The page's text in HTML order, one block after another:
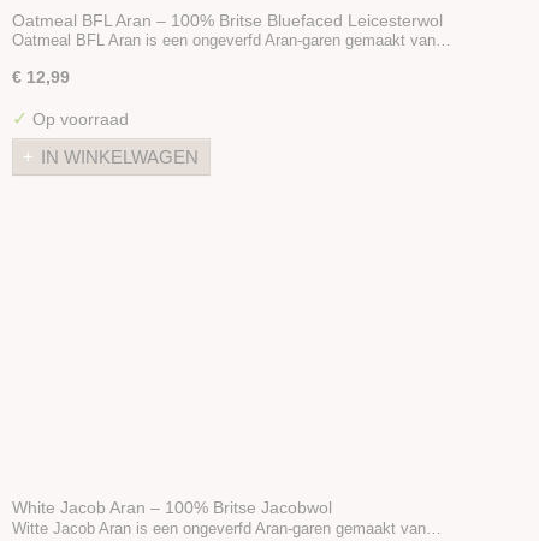
Oatmeal BFL Aran – 100% Britse Bluefaced Leicesterwol
Oatmeal BFL Aran is een ongeverfd Aran-garen gemaakt van…
€ 12,99
✓ Op voorraad
IN WINKELWAGEN
White Jacob Aran – 100% Britse Jacobwol
Witte Jacob Aran is een ongeverfd Aran-garen gemaakt van…